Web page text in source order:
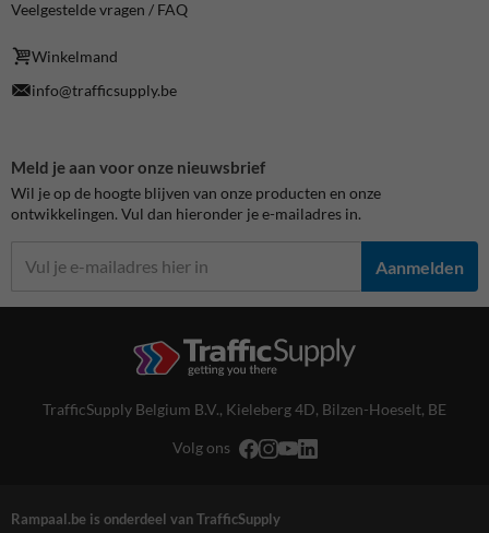
Veelgestelde vragen / FAQ
Winkelmand
info@trafficsupply.be
Meld je aan voor onze nieuwsbrief
Wil je op de hoogte blijven van onze producten en onze
ontwikkelingen. Vul dan hieronder je e-mailadres in.
Aanmelden
TrafficSupply Belgium B.V., Kieleberg 4D, Bilzen-Hoeselt, BE
Volg ons
Rampaal.be is onderdeel van TrafficSupply